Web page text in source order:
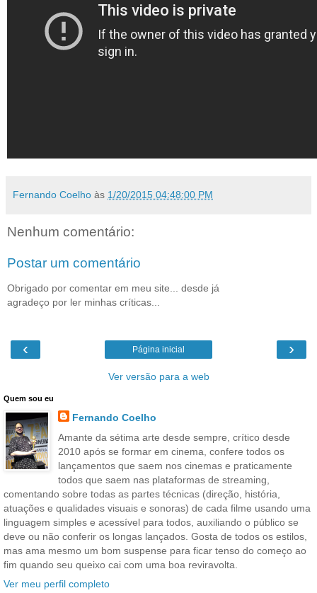
Fernando Coelho às 1/20/2015 04:48:00 PM
Nenhum comentário:
Postar um comentário
Obrigado por comentar em meu site... desde já
agradeço por ler minhas críticas...
‹ ›
Página inicial
Ver versão para a web
Quem sou eu
Fernando Coelho
Amante da sétima arte desde sempre, crítico desde
2010 após se formar em cinema, confere todos os
lançamentos que saem nos cinemas e praticamente
todos que saem nas plataformas de streaming,
comentando sobre todas as partes técnicas (direção, história,
atuações e qualidades visuais e sonoras) de cada filme usando uma
linguagem simples e acessível para todos, auxiliando o público se
deve ou não conferir os longas lançados. Gosta de todos os estilos,
mas ama mesmo um bom suspense para ficar tenso do começo ao
fim quando seu queixo cai com uma boa reviravolta.
Ver meu perfil completo